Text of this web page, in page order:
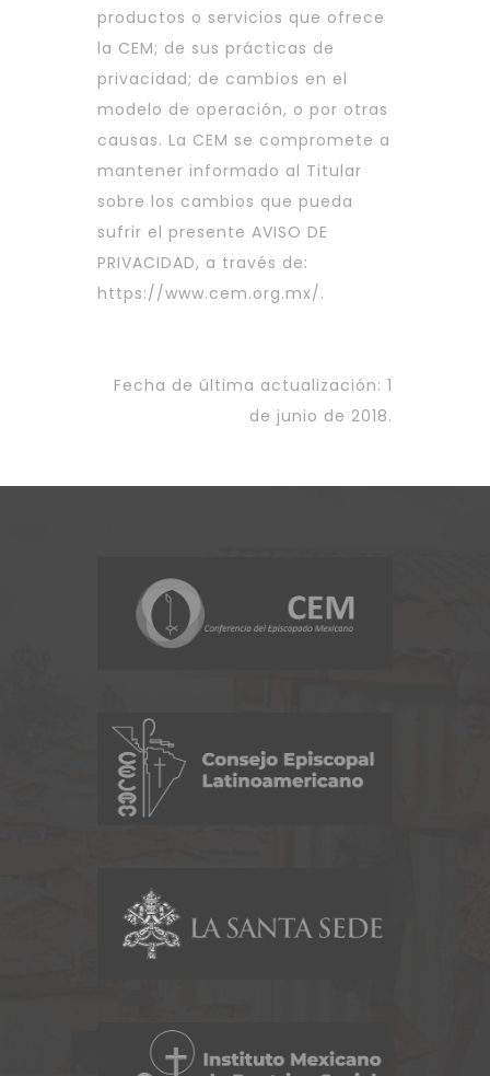
productos o servicios que ofrece
la CEM; de sus prácticas de
privacidad; de cambios en el
modelo de operación, o por otras
causas. La CEM se compromete a
mantener informado al Titular
sobre los cambios que pueda
sufrir el presente AVISO DE
PRIVACIDAD, a través de:
https://www.cem.org.mx/ .
Fecha de última actualización: 1
de junio de 2018.